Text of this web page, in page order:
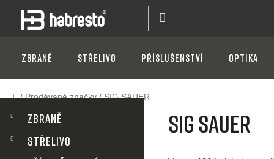
obsah
Zbraně Střelivo Příslušenství Optika
Domů
/ Prodávané značky / SIG SAUER
o
kategorieZbraně
Střelivo
SIG SAUER